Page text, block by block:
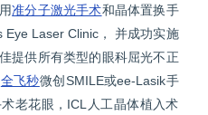
准分子激光手术和晶体置换手
Laser Clinic， 并成功实施
提供所有类型的眼科屈光不正
全飞秒微创SMILE或ee-Lasik手
老花眼，ICL人工晶体植入术